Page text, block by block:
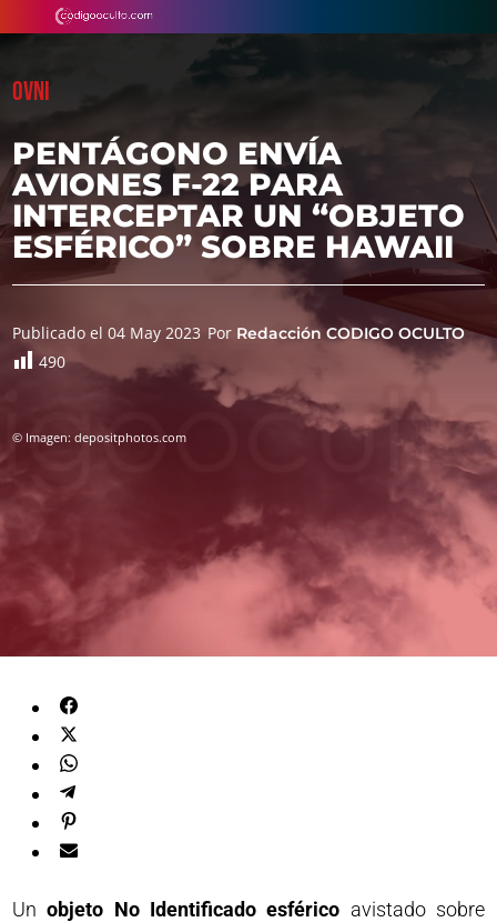
OVNI
PENTÁGONO ENVÍA
AVIONES F-22 PARA
INTERCEPTAR UN “OBJETO
ESFÉRICO” SOBRE HAWAII
Publicado el 04 May 2023 Por Redacción CODIGO OCULTO
490
© Imagen: depositphotos.com
Unobjeto No Identificado esférico avistado sobre